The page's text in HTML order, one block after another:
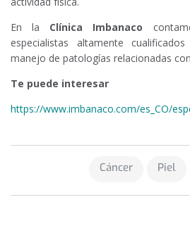
En la Clínica Imbanaco
especialistas altamente
manejo de patologías relacionadas
Te puede interesar
https://www.imbanaco.com/es_CO/
Cáncer Piel